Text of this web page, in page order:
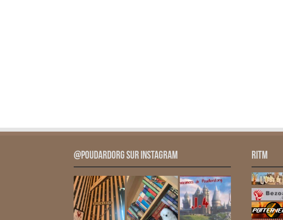
@PoudardOrg sur Instagram RITM